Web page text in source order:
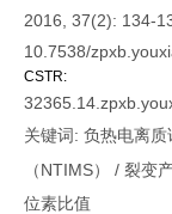
2016, 37(2): 134-
10.7538/
CSTR:
关键词: 负热电离质
（NTIMS）
/ 裂变
位素比值